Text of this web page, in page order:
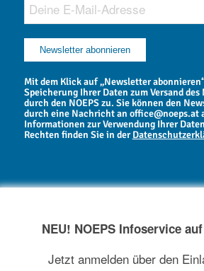
Mit dem Klick auf „Newsletter
Speicherung Ihrer Daten zum Versand
durch den NOEPS zu. Sie können den
durch eine Nachricht an office@noeps.at
Informationen zur Verwendung Ihrer
Rechten finden Sie in der
NEWSARCHIV
NEU! NOEPS Infoservice
Jetzt anmelden über den